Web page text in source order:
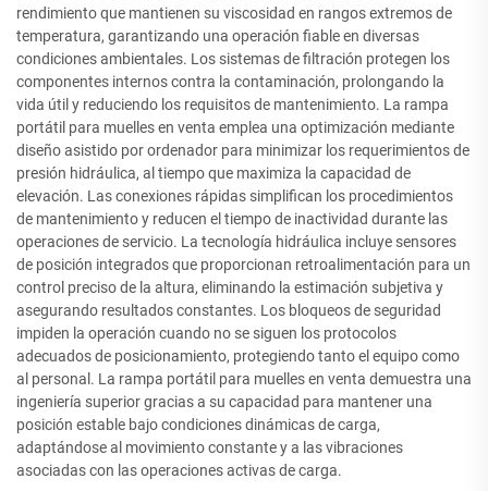
rendimiento que mantienen su viscosidad en rangos extremos de
temperatura, garantizando una operación fiable en diversas
condiciones ambientales. Los sistemas de filtración protegen los
componentes internos contra la contaminación, prolongando la
vida útil y reduciendo los requisitos de mantenimiento. La rampa
portátil para muelles en venta emplea una optimización mediante
diseño asistido por ordenador para minimizar los requerimientos de
presión hidráulica, al tiempo que maximiza la capacidad de
elevación. Las conexiones rápidas simplifican los procedimientos
de mantenimiento y reducen el tiempo de inactividad durante las
operaciones de servicio. La tecnología hidráulica incluye sensores
de posición integrados que proporcionan retroalimentación para un
control preciso de la altura, eliminando la estimación subjetiva y
asegurando resultados constantes. Los bloqueos de seguridad
impiden la operación cuando no se siguen los protocolos
adecuados de posicionamiento, protegiendo tanto el equipo como
al personal. La rampa portátil para muelles en venta demuestra una
ingeniería superior gracias a su capacidad para mantener una
posición estable bajo condiciones dinámicas de carga,
adaptándose al movimiento constante y a las vibraciones
asociadas con las operaciones activas de carga.